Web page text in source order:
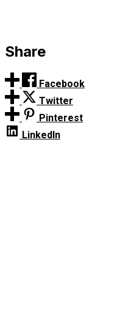
Share
Facebook
Twitter
Pinterest
LinkedIn